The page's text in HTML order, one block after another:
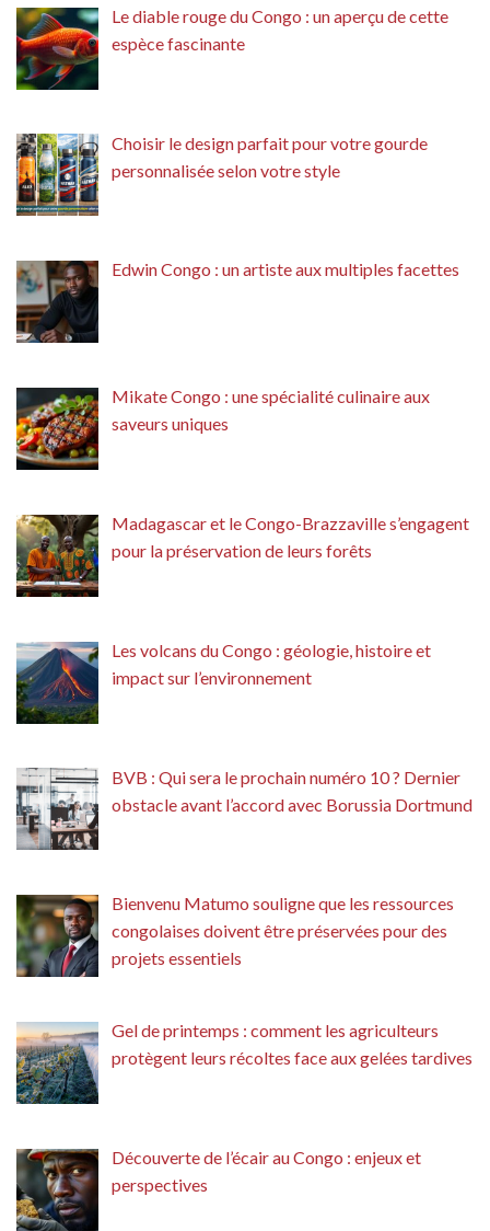
Le diable rouge du Congo : un aperçu de cette
espèce fascinante
Choisir le design parfait pour votre gourde
personnalisée selon votre style
Edwin Congo : un artiste aux multiples facettes
Mikate Congo : une spécialité culinaire aux
saveurs uniques
Madagascar et le Congo-Brazzaville s’engagent
pour la préservation de leurs forêts
Les volcans du Congo : géologie, histoire et
impact sur l’environnement
BVB : Qui sera le prochain numéro 10 ? Dernier
obstacle avant l’accord avec Borussia Dortmund
Bienvenu Matumo souligne que les ressources
congolaises doivent être préservées pour des
projets essentiels
Gel de printemps : comment les agriculteurs
protègent leurs récoltes face aux gelées tardives
Découverte de l’écair au Congo : enjeux et
perspectives